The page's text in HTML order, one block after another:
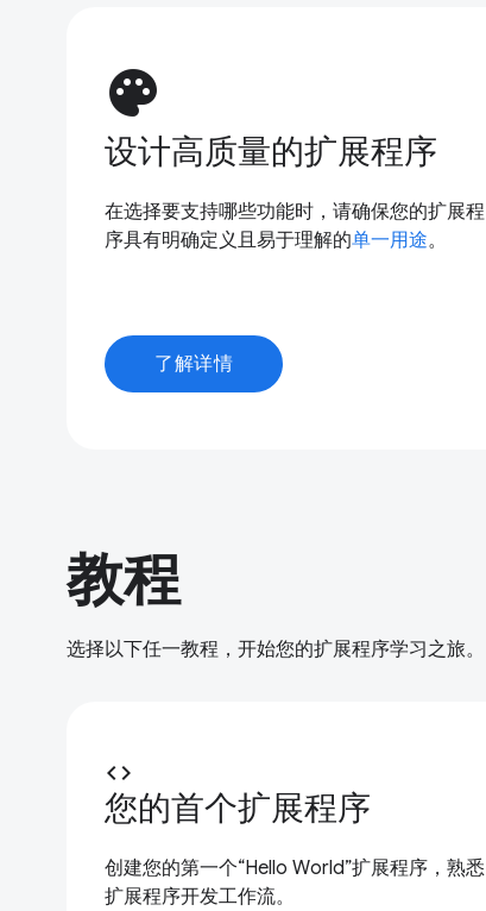
palette
设计高质量的扩展程序
在选择要支持哪些功能时，请确保您的扩展程
序具有明确定义且易于理解的单一用途。
了解详情
教程
选择以下任一教程，开始您的扩展程序学习之旅。
code
您的首个扩展程序
创建您的第一个“Hello World”扩展程序，熟悉
扩展程序开发工作流。